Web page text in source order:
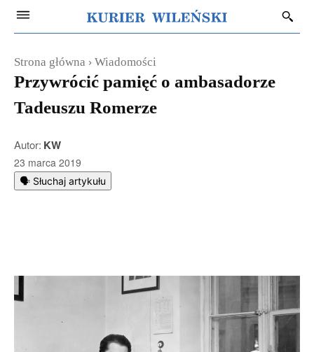
Strona główna Wiadomości
Przywrócić pamięć o ambasadorze
Tadeuszu Romerze
Autor: KW
23 marca 2019
🗣️ Słuchaj artykułu